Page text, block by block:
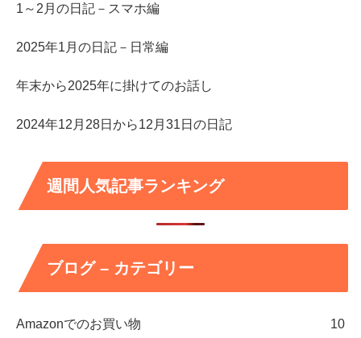
1～2月の日記－スマホ編
2025年1月の日記－日常編
年末から2025年に掛けてのお話し
2024年12月28日から12月31日の日記
週間人気記事ランキング
ブログ – カテゴリー
Amazonでのお買い物 10